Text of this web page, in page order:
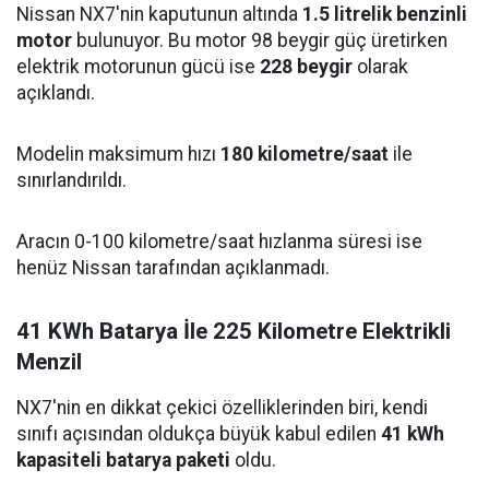
Nissan NX7'nin kaputunun altında 1.5 litrelik benzinli
motor bulunuyor. Bu motor 98 beygir güç üretirken
elektrik motorunun gücü ise 228 beygir olarak
açıklandı.
Modelin maksimum hızı 180 kilometre/saat ile
sınırlandırıldı.
Aracın 0-100 kilometre/saat hızlanma süresi ise
henüz Nissan tarafından açıklanmadı.
41 KWh Batarya İle 225 Kilometre Elektrikli
Menzil
NX7'nin en dikkat çekici özelliklerinden biri, kendi
sınıfı açısından oldukça büyük kabul edilen 41 kWh
kapasiteli batarya paketi oldu.